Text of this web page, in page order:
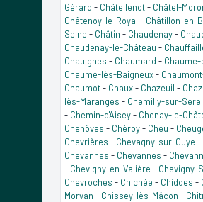
Gérard - Châtellenot- Châtel-
Châtenoy-le-Royal - Châtillon-en-
Seine - Châtin - Chaudenay-
Chaudenay-le-Château -
Chaulgnes - Chaumard -
Chaume-lès-Baigneux-
Chaumot- Chaux- Chazeuil -
lès-Maranges - Chemilly-sur-
- Chemin-d'Aisey- Chenay-le-
Chenôves - Chéroy- Chéu -
Chevrières - Chevagny-sur-Guye -
Chevannes - Chevannes -
- Chevigny-en-Valière - Chevigny-
Chevroches - Chichée - Chiddes -
Morvan - Chissey-lès-Mâcon -